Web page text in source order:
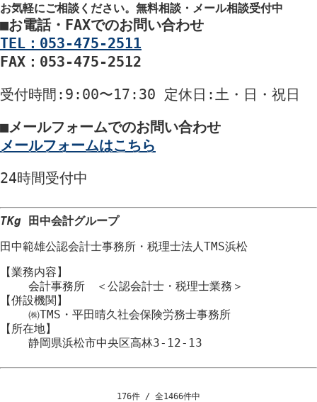
お気軽にご相談ください。 無料相談・メール相談受付中
■お電話・FAXでのお問い合わせ
TEL：053-475-2511
FAX：053-475-2512
受付時間 :9:00〜17:30 定休日 :土・日・祝日
■メールフォームでのお問い合わせ
メールフォームはこちら
24時間受付中
TKg 田中会計グループ
田中範雄公認会計士事務所 ・ 税理士法人TMS浜松
【業務内容】
会計事務所 ＜公認会計士・税理士業務＞
【併設機関】
㈱TMS・平田晴久社会保険労務士事務所
【所在地】
静岡県浜松市中央区高林3-12-13
176件 / 全1466件中